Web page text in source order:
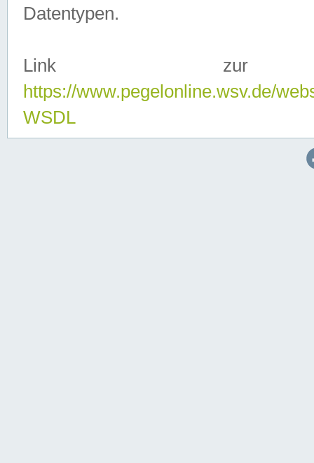
Datentypen.
Link zur
https://www.pegelonline.wsv.de/
WSDL